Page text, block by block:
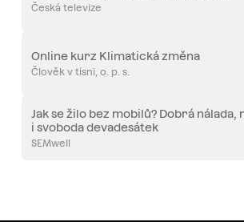
Česká televize
Online kurz Klimatická změna
Člověk v tísni, o. p. s.
Jak se žilo bez mobilů? Dobrá nálada,
i svoboda devadesátek
SEMwell